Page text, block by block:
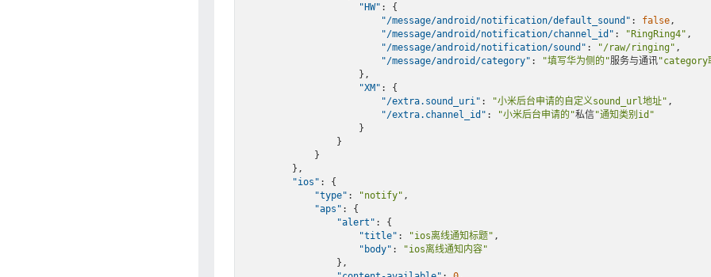
"HW" : {
"/message/android/notification/default_sound" : false,
"/message/android/notification/channel_id" : "RingRing4" ,
"/message/android/notification/sound" : "/raw/ringing" ,
"/message/android/category" : "填写华为侧的" 服务与通讯"category
"XM" : {
"/extra.sound_uri" : "小米后台申请的自定义sound_url地址" ,
"/extra.channel_id" : "小米后台申请的"私信"通知类别id"
"ios" : {
"type" : "notify" ,
"aps" : {
"alert" : {
"title" : "ios离线通知标题" ,
"body" :
"ios离线通知内容"